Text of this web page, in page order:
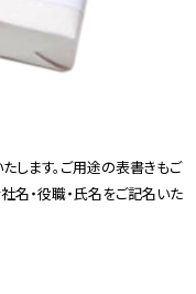
します。ご用途の表書きもご
名・役職・氏名をご記名いた